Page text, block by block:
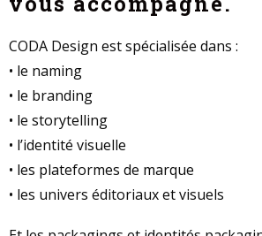
CODA Design est spécialisée dans :
• le naming
• le branding
• le storytelling
• l’identité visuelle
• les plateformes de marque
• les univers éditoriaux et visuels